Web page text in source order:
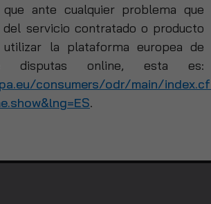
ante cualquier problema que
del servicio contratado o producto
utilizar la plataforma europea de
disputas online, esta es:
consumers/odr/main/
.